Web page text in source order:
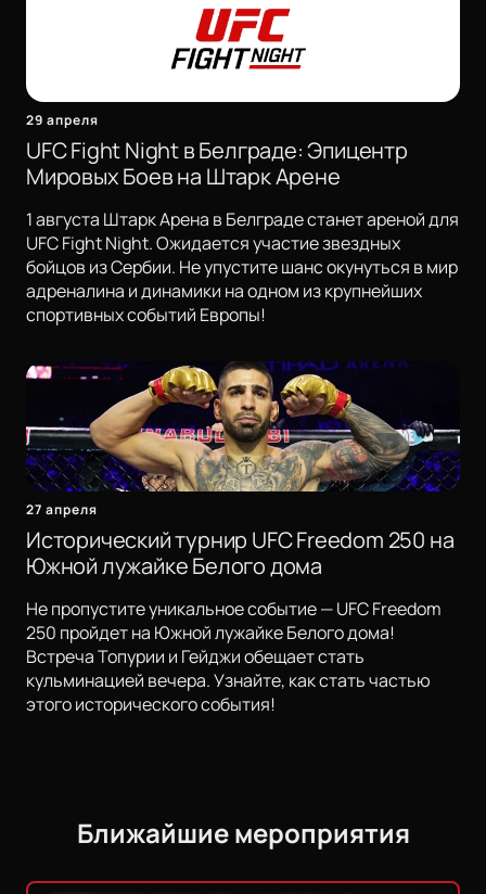
29 апреля
UFC Fight Night в Белграде: Эпицентр
Мировых Боев на Штарк Арене
1 августа Штарк Арена в Белграде станет ареной для
UFC Fight Night. Ожидается участие звездных
бойцов из Сербии. Не упустите шанс окунуться в мир
адреналина и динамики на одном из крупнейших
спортивных событий Европы!
27 апреля
Исторический турнир UFC Freedom 250 на
Южной лужайке Белого дома
Не пропустите уникальное событие — UFC Freedom
250 пройдет на Южной лужайке Белого дома!
Встреча Топурии и Гейджи обещает стать
кульминацией вечера. Узнайте, как стать частью
этого исторического события!
Ближайшие мероприятия